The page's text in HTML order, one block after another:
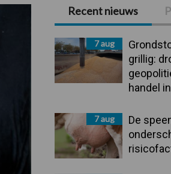
Primaire
Sidebar
Recent nieuws
7 aug
grillig:
handel
7 aug
De